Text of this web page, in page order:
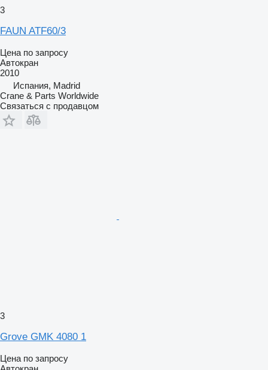
3
FAUN ATF60/3
Цена по запросу
Автокран
2010
Испания, Madrid
Crane & Parts Worldwide
Связаться с продавцом
3
Grove GMK 4080 1
Цена по запросу